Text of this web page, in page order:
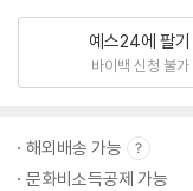
예스24에 팔기
바이백 신청 불가
해외배송 가능
문화비소득공제 가능